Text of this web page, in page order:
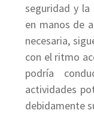
seguridad y la
en manos de
necesaria,
con el ritmo
podría
actividades
debidamente